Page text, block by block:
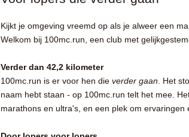
Kijkt je omgeving vreemd op als je alweer een
Welkom bij 100mc.run, een club met
Verder dan 42,2 kilometer
100mc.run is er voor hen die verder gaan . Het
naam hebt staan - op 100mc.run telt het mee.
marathons en ultra's, en een plek om ervaringen